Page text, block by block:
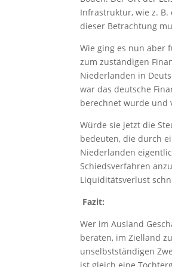
Infrastruktur, wie z.
dieser Betrachtung
Wie ging es nun aber
zum zuständigen
Niederlanden in
war das deutsche
berechnet wurde und
Würde sie jetzt die
bedeuten, die durch
Niederlanden
Schiedsverfahren
Liquiditätsverlust
Fazit:
Wer im Ausland
beraten, im Zielland
unselbstständigen